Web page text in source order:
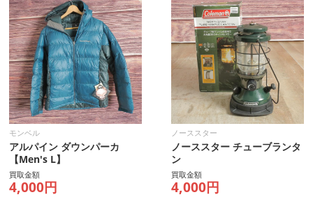
モンベル
アルパイン ダウンパーカ
【Men's L】
買取金額
4,000円
ノーススター
ノーススター チューブランタ
ン
買取金額
4,000円